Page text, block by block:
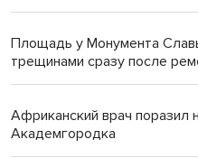
Площадь у Монумента
трещинами сразу после
Африканский врач поразил
Академгородка